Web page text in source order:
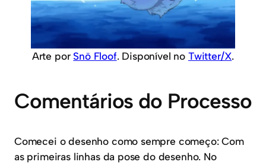
Arte por Snö Floof. Disponível no Twitter/X.
Comentários do Processo
Comecei o desenho como sempre começo: Com
as primeiras linhas da pose do desenho. No